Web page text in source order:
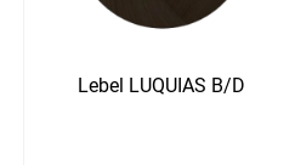
Lebel LUQUIAS B/D